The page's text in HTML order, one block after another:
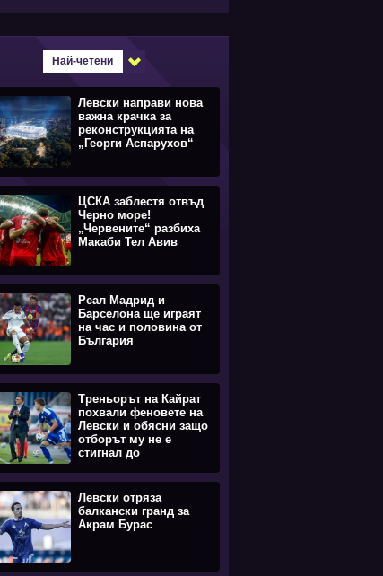
Най-четени
Левски направи нова
важна крачка за
реконструкцията на
„Георги Аспарухов“
ЦСКА заблестя отвъд
Черно море!
„Червените“ разбиха
Макаби Тел Авив
Реал Мадрид и
Барселона ще играят
на час и половина от
България
Треньорът на Кайрат
похвали феновете на
Левски и обясни защо
отборът му не е
стигнал до
Левски отряза
балкански гранд за
Акрам Бурас